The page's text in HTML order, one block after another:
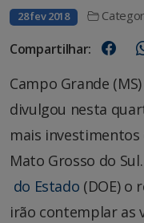
28 fev 2018
Compartilhar:
Campo Grande
divulgou nesta
mais
Mato Grosso do
do Estado (DOE) o
irão contemplar as